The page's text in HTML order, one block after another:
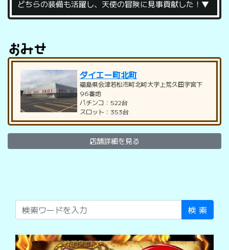
どちらの装備も活躍し、天使の冒険に見事貢献した！▼
ダイエー町北町
福島県会津若松市町北町大字上荒久田字宮下
96番地
パチンコ：522台
スロット：353台
店舗詳細を見る